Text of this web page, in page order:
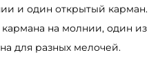
и один открытый карман.
на молнии, один из
для разных мелочей.